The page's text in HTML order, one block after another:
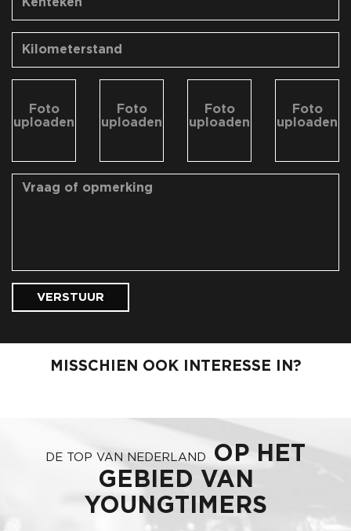
Foto
uploaden
Foto
uploaden
Foto
uploaden
Foto
uploaden
VERSTUUR
MISSCHIEN OOK INTERESSE IN?
DE TOP VAN NEDERLAND
OP HET
GEBIED VAN
YOUNGTIMERS